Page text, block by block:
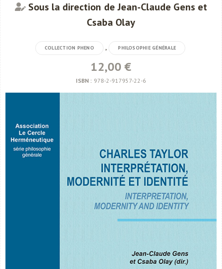
Sous la direction de Jean-Claude Gens et
Csaba Olay
COLLECTION PHENO , PHILOSOPHIE GÉNÉRALE
12,00 €
ISBN : 978-2-917957-22-6